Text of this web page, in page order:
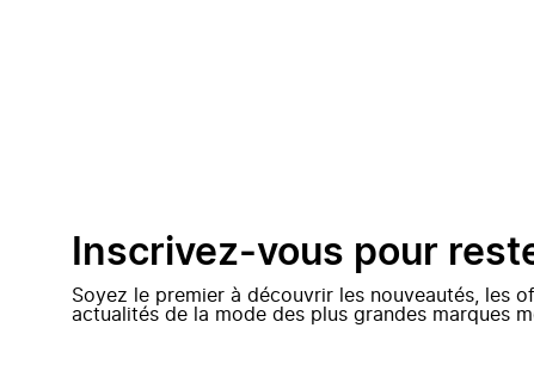
Inscrivez-vous pour
Soyez le premier à découvrir les nouveautés, les
actualités de la mode des plus grandes marques